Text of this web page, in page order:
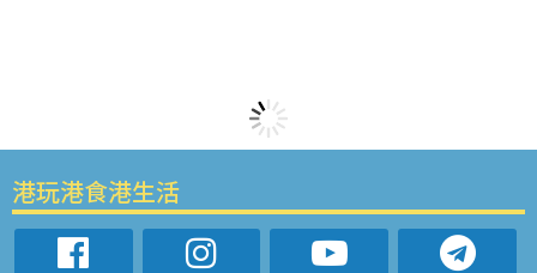
港玩港食港生活